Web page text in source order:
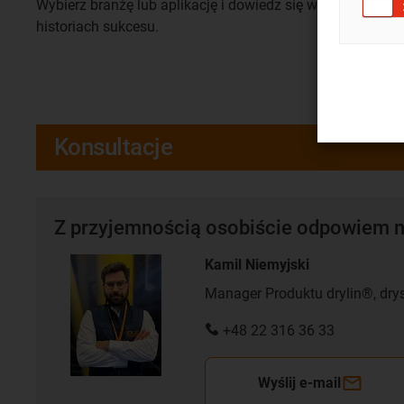
Wybierz branżę lub aplikację i dowiedz się więcej o
historiach sukcesu.
Konsultacje
Z przyjemnością osobiście odpowiem
Kamil Niemyjski
Manager Produktu drylin®,
+48 22 316 36 33
Wyślij e-mail